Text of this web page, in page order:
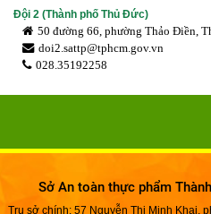
Đội 2 (Thành phố Thủ Đức)
50 đường 66, phường Thảo Điền,
doi2.sattp@tphcm.gov.vn
028.35192258
Sở An toàn thực phẩm
Trụ sở chính: 57 Nguyễn Thị Minh Khai,